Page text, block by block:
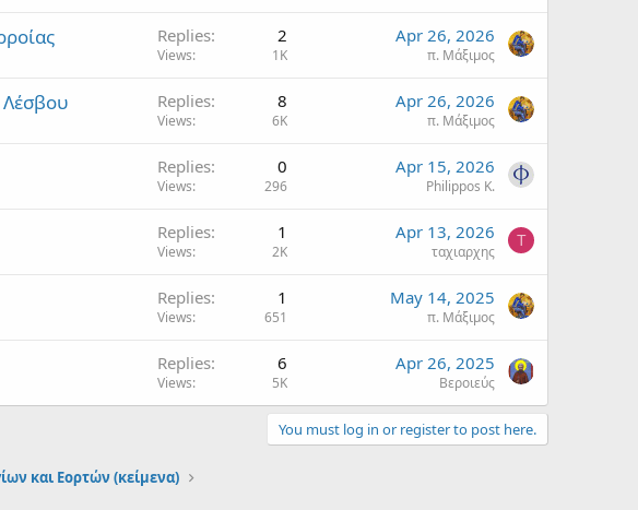
Replies 2
Views 1K
Apr 26, 2026
π. Μάξιμος
Replies 8
Views 6K
Apr 26, 2026
π. Μάξιμος
Replies 0
Views 296
Apr 15, 2026
Philippos K.
Replies 1
Views 2K
Apr 13, 2026
ταχιαρχης
Τ
Replies 1
Views 651
May 14, 2025
π. Μάξιμος
Replies 6
Views 5K
Apr 26, 2025
Βεροιεύς
You must log in or register to post here.
και Εορτών (κείμενα)